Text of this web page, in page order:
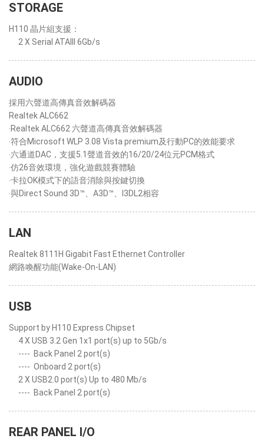
STORAGE
H110 晶片組支援：
2 X Serial ATAIII 6Gb/s
AUDIO
採用六聲道高傳真音效解碼器
Realtek ALC662
‧Realtek ALC662 六聲道高傳真音效解碼器
‧符合Microsoft WLP 3.08 Vista premium及行動PC的效能要求
‧六通道DAC，支援5.1聲道音效的16/20/24位元PCM格式
‧仿26音效環境，強化遊戲競賽體驗
‧卡拉OK模式下的語音消除與按鍵切換
‧與Direct Sound 3D™、A3D™、I3DL2相容
LAN
Realtek 8111H Gigabit Fast Ethernet Controller
網路喚醒功能(Wake-On-LAN)
USB
Support by H110 Express Chipset
4 X USB 3.2 Gen 1x1 port(s) up to 5Gb/s
---- Back Panel 2 port(s)
---- Onboard 2 port(s)
2 X USB2.0 port(s) Up to 480 Mb/s
---- Back Panel 2 port(s)
REAR PANEL I/O